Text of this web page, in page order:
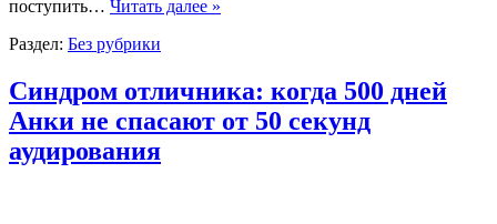
поступить… Читать далее »
Раздел: Без рубрики
Синдром отличника: когда 500 дней
Анки не спасают от 50 секунд
аудирования